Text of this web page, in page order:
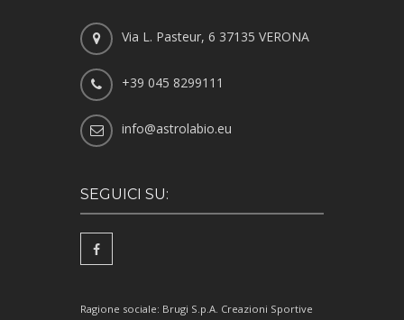
Via L. Pasteur, 6 37135 VERONA
+39 045 8299111
info@astrolabio.eu
SEGUICI SU:
Ragione sociale: Brugi S.p.A. Creazioni Sportive